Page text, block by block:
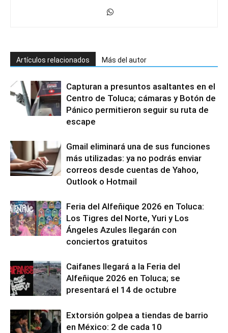
Artículos relacionados Más del autor
Capturan a presuntos asaltantes en el
Centro de Toluca; cámaras y Botón de
Pánico permitieron seguir su ruta de
escape
Gmail eliminará una de sus funciones
más utilizadas: ya no podrás enviar
correos desde cuentas de Yahoo,
Outlook o Hotmail
Feria del Alfeñique 2026 en Toluca:
Los Tigres del Norte, Yuri y Los
Ángeles Azules llegarán con
conciertos gratuitos
Caifanes llegará a la Feria del
Alfeñique 2026 en Toluca; se
presentará el 14 de octubre
Extorsión golpea a tiendas de barrio
en México: 2 de cada 10